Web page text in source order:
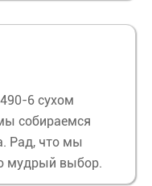
6 сухом
собираемся
Рад, что мы
мудрый выбор.